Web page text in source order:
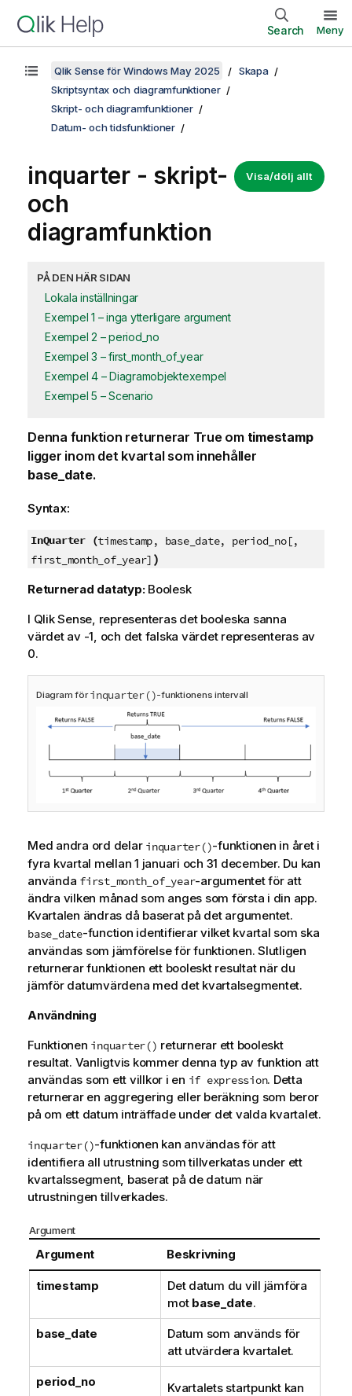
Search Meny
Qlik Sense för Windows May 2025
Skapa
Skriptsyntax och diagramfunktioner
Skript- och diagramfunktioner
Datum- och tidsfunktioner
Visa/dölj allt
inquarter - skript-
och
diagramfunktion
PÅ DEN HÄR SIDAN
Lokala inställningar
Exempel 1 – inga ytterligare argument
Exempel 2 – period_no
Exempel 3 – first_month_of_year
Exempel 4 – Diagramobjektexempel
Exempel 5 – Scenario
Denna funktion returnerar Trueom timestamp
ligger inom det kvartal som innehåller
base_date.
Syntax:
InQuarter (timestamp, base_date, period_no[,
first_month_of_year] )
Returnerad datatyp: Boolesk
I Qlik Sense, representeras det booleska sanna
värdet av -1, och det falska värdet representeras av
0.
Diagram förinquarter()-funktionens intervall
Med andra ord delar inquarter()-funktionen in året i
fyra kvartal mellan 1 januari och 31 december. Du kan
använda first_month_of_year-argumentet för att
ändra vilken månad som anges som första i din app.
Kvartalen ändras då baserat på det argumentet.
base_date-function identifierar vilket kvartal som ska
användas som jämförelse för funktionen. Slutligen
returnerar funktionen ett booleskt resultat när du
jämför datumvärdena med det kvartalsegmentet.
Användning
Funktionen inquarter() returnerar ett booleskt
resultat. Vanligtvis kommer denna typ av funktion att
användas som ett villkor i en if expression. Detta
returnerar en aggregering eller beräkning som beror
på om ett datum inträffade under det valda kvartalet.
inquarter()-funktionen kan användas för att
identifiera all utrustning som tillverkatas under ett
kvartalssegment, baserat på de datum när
utrustningen tillverkades.
Argument
Argument Beskrivning
timestamp
Det datum du vill jämföra
mot base_date.
base_date
Datum som används för
att utvärdera kvartalet.
period_no
Kvartalets startpunkt kan